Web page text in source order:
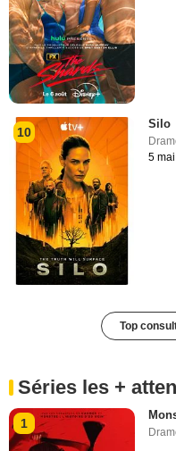
10
Silo
5
Top
Séries les +
1